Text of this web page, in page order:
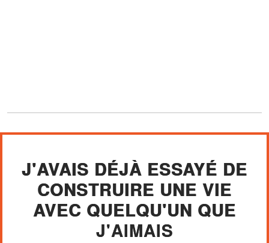
J'AVAIS DÉJÀ ESSAYÉ DE
CONSTRUIRE UNE VIE
AVEC QUELQU'UN QUE
J'AIMAIS